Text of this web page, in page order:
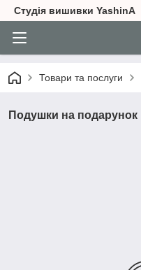
Студія вишивки YashinA
Товари та послуги
Подушки на подарунок